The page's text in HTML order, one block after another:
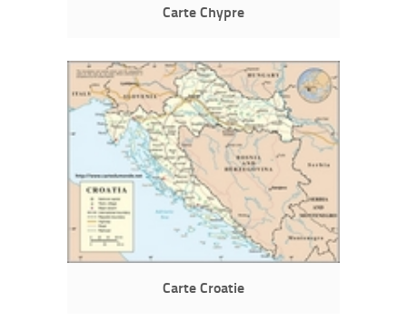
Carte Chypre
Carte Croatie